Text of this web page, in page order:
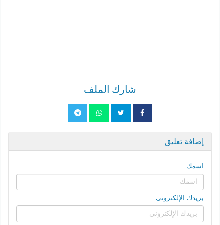
شارك الملف
إضافة تعليق
اسمك
بريدك الإلكتروني